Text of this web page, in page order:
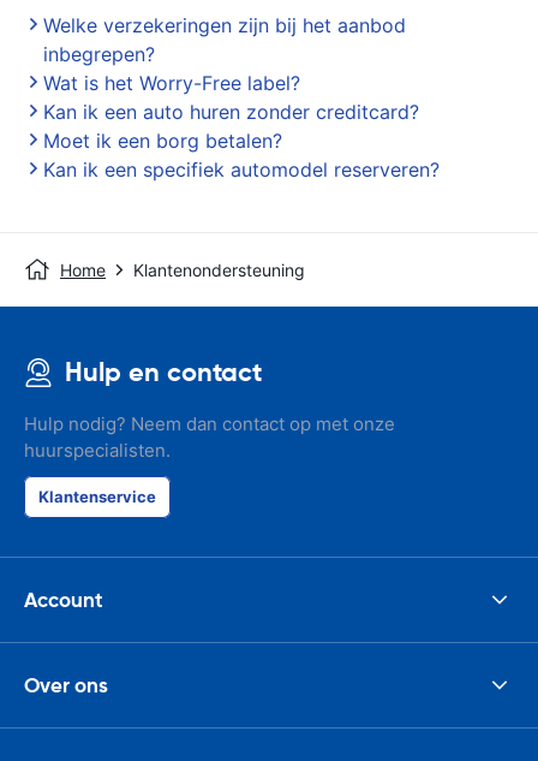
Welke verzekeringen zijn bij het aanbod
inbegrepen?
Wat is het Worry-Free label?
Kan ik een auto huren zonder creditcard?
Moet ik een borg betalen?
Kan ik een specifiek automodel reserveren?
Home Klantenondersteuning
Hulp en contact
Hulp nodig? Neem dan contact op met onze
huurspecialisten.
Klantenservice
Account
Over ons